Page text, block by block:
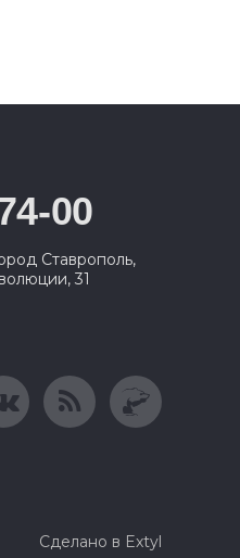
00
Ставрополь,
31
Сделано в Extyl